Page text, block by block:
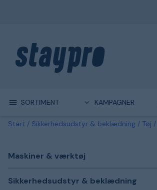
SORTIMENT KAMPAGNER
Start Sikkerhedsudstyr & beklædning Tøj
Maskiner & værktøj
Sikkerhedsudstyr & beklædning